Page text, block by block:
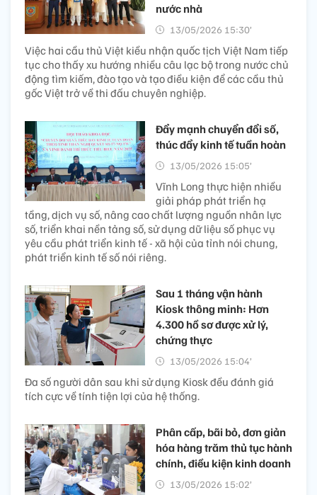
nước nhà
13/05/2026 15:30’
Việc hai cầu thủ Việt kiều nhận quốc tịch Việt Nam tiếp
tục cho thấy xu hướng nhiều câu lạc bộ trong nước chủ
động tìm kiếm, đào tạo và tạo điều kiện để các cầu thủ
gốc Việt trở về thi đấu chuyên nghiệp.
Đẩy mạnh chuyển đổi số,
thúc đẩy kinh tế tuần hoàn
13/05/2026 15:05’
Vĩnh Long thực hiện nhiều
giải pháp phát triển hạ
tầng, dịch vụ số, nâng cao chất lượng nguồn nhân lực
số, triển khai nền tảng số, sử dụng dữ liệu số phục vụ
yêu cầu phát triển kinh tế - xã hội của tỉnh nói chung,
phát triển kinh tế số nói riêng.
Sau 1 tháng vận hành
Kiosk thông minh: Hơn
4.300 hồ sơ được xử lý,
chứng thực
13/05/2026 15:04’
Đa số người dân sau khi sử dụng Kiosk đều đánh giá
tích cực về tính tiện lợi của hệ thống.
Phân cấp, bãi bỏ, đơn giản
hóa hàng trăm thủ tục hành
chính, điều kiện kinh doanh
13/05/2026 15:02’